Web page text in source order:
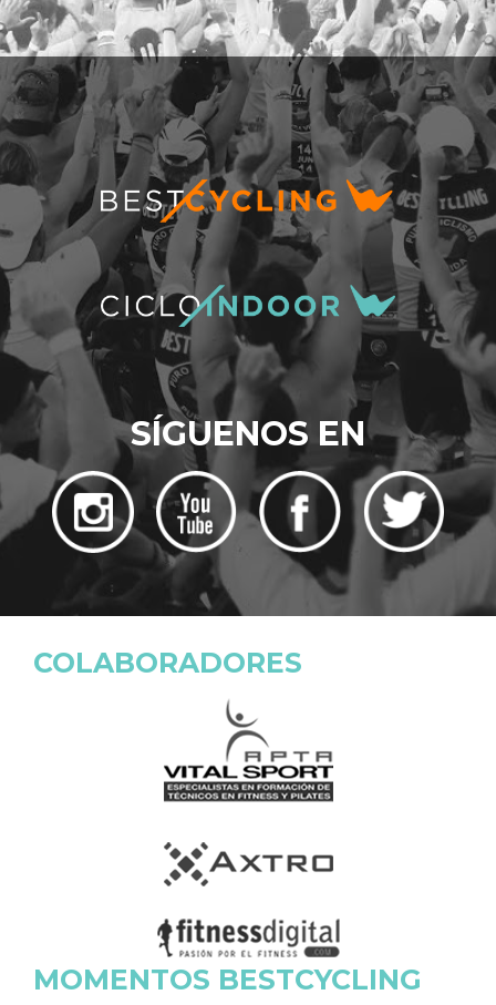
SÍGUENOS EN
COLABORADORES
MOMENTOS BESTCYCLING